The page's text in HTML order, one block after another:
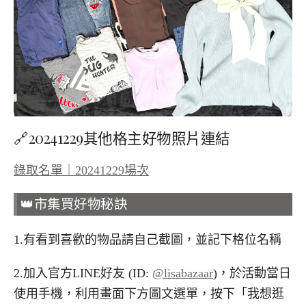
🔗20241229其他格主好物照片連結
錄取名單｜20241229場次
👑市集買好物秘訣
1.有看到喜歡的物品請自己截圖，並記下格位名稱
2.加入官方LINE好友 (ID: @lisabazaar)，於活動當日
使用手機，利用畫面下方圖文選單，按下「我想逛